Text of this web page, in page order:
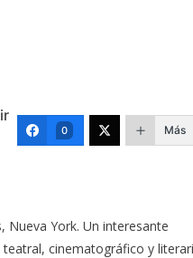
0 Más
Nueva York. Un interesante
cinematográfico y